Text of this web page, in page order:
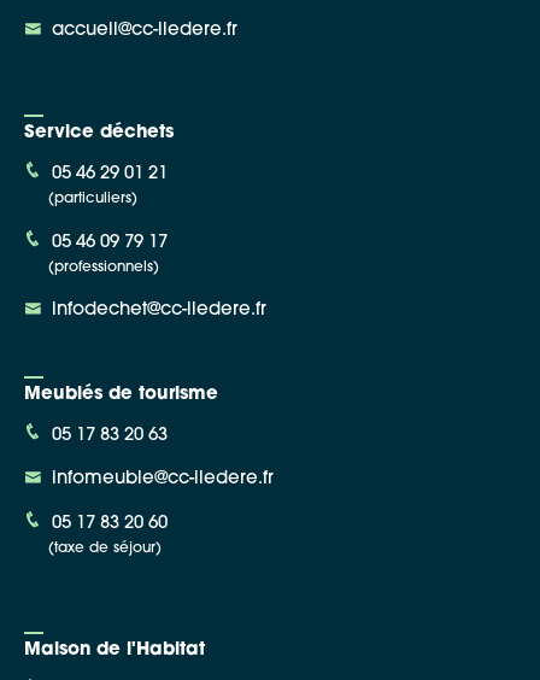
accueil@cc-iledere.fr
Service déchets
05 46 29 01 21
(particuliers)
05 46 09 79 17
(professionnels)
infodechet@cc-iledere.fr
Meublés de tourisme
05 17 83 20 63
infomeuble@cc-iledere.fr
05 17 83 20 60
(taxe de séjour)
Maison de l'Habitat